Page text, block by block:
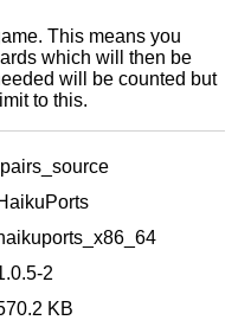
This means you
which will then be
will be counted but
to this.
lpairs_source
2
KB